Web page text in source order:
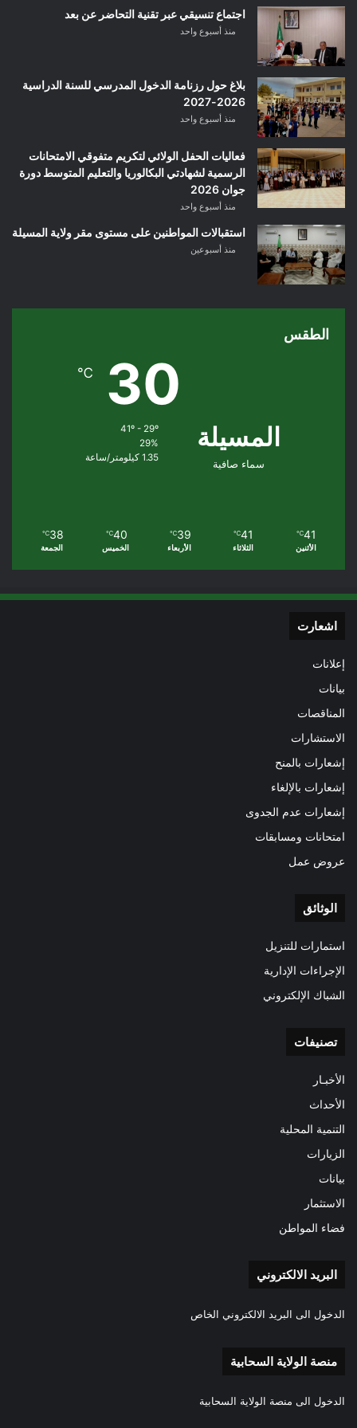
اجتماع تنسيقي عبر تقنية التحاضر عن بعد
منذ أسبوع واحد
بلاغ حول رزنامة الدخول المدرسي للسنة الدراسية
2026-2027
منذ أسبوع واحد
فعاليات الحفل الولائي لتكريم متفوقي الامتحانات
الرسمية لشهادتي البكالوريا والتعليم المتوسط دورة
جوان 2026
منذ أسبوع واحد
استقبالات المواطنين على مستوى مقر ولاية المسيلة
منذ أسبوعين
الطقس
المسيلة
سماء صافية
30
℃
41º - 29º
29%
1.35 كيلومتر/ساعة
41
℃
الأثنين
41
℃
الثلاثاء
39
℃
الأربعاء
40
℃
الخميس
38
℃
الجمعة
اشعارت
إعلانات
بيانات
المناقصات
الاستشارات
إشعارات بالمنح
إشعارات بالإلغاء
إشعارات عدم الجدوى
امتحانات ومسابقات
عروض عمل
الوثائق
استمارات للتنزيل
الإجراءات الإدارية
الشباك الإلكتروني
تصنيفات
الأخبـار
الأحداث
التنمية المحلية
الزيارات
بيانات
الاستثمار
فضاء المواطن
البريد الالكتروني
الدخول الى البريد الالكتروني الخاص
منصة الولاية السحابية
الدخول الى منصة الولاية السحابية